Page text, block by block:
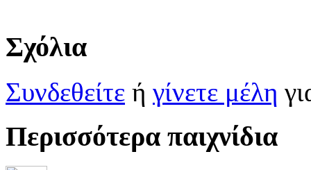
Σχόλια
Συνδεθείτε ή γίνετε μέλη
Περισσότερα παιχνίδια